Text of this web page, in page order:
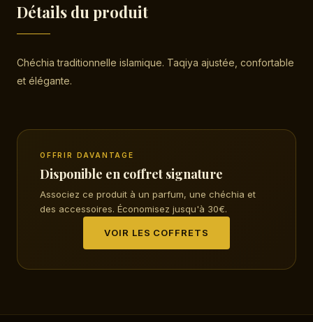
Détails du produit
Chéchia traditionnelle islamique. Taqiya ajustée, confortable
et élégante.
OFFRIR DAVANTAGE
Disponible en coffret signature
Associez ce produit à un parfum, une chéchia et
des accessoires. Économisez jusqu'à 30€.
VOIR LES COFFRETS